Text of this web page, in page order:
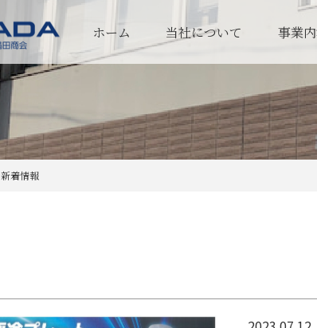
ホーム 当社について 事業
新着情報